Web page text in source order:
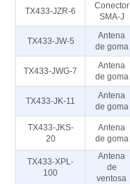
TX433-JZR-6
Conector
SMA-J
TX433-JW-5
Antena
de goma
TX433-JWG-7
Antena
de goma
TX433-JK-11
Antena
de goma
TX433-JKS-
20
Antena
de goma
TX433-XPL-
100
Antena
de
ventosa